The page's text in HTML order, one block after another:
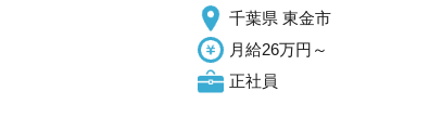
千葉県 東金市
月給26万円～
正社員